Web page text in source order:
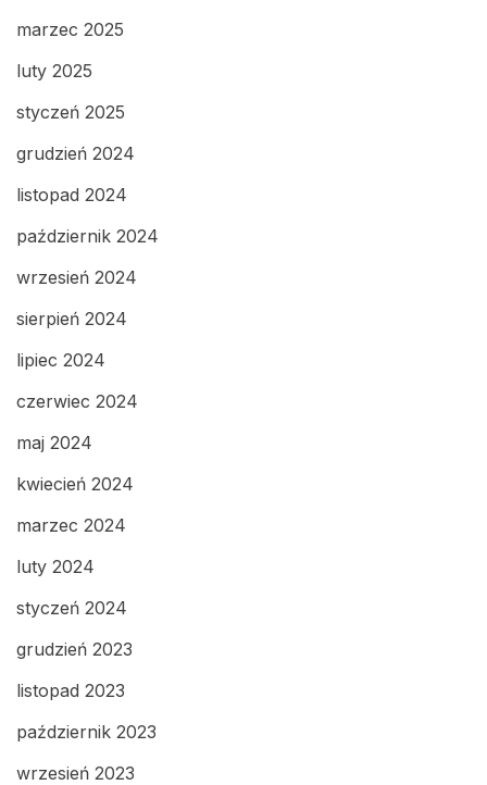
marzec 2025
luty 2025
styczeń 2025
grudzień 2024
listopad 2024
październik 2024
wrzesień 2024
sierpień 2024
lipiec 2024
czerwiec 2024
maj 2024
kwiecień 2024
marzec 2024
luty 2024
styczeń 2024
grudzień 2023
listopad 2023
październik 2023
wrzesień 2023